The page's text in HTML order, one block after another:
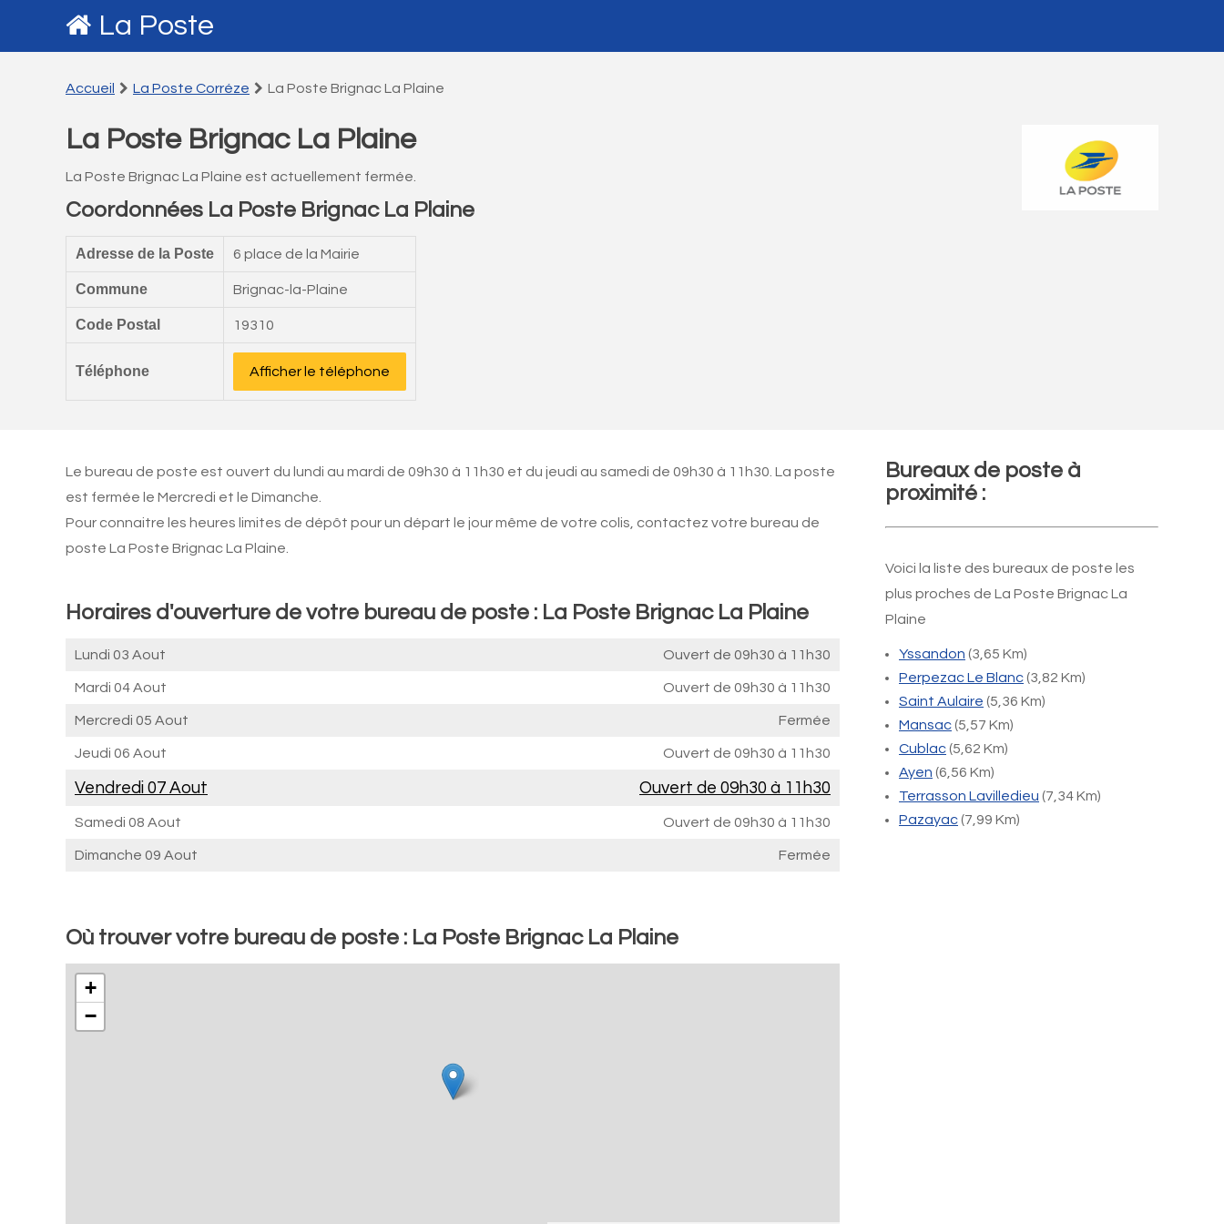
La Poste
Accueil La Poste Corréze La Poste Brignac La Plaine
La Poste Brignac La Plaine
La Poste Brignac La Plaine est actuellement fermée.
Coordonnées La Poste Brignac La Plaine
Adresse de la Poste 6 place de la Mairie
Commune Brignac-la-Plaine
Code Postal 19310
Téléphone Afficher le téléphone
Le bureau de poste est ouvert du lundi au mardi de 09h30 à 11h30 et du jeudi au samedi de 09h30 à 11h30. La poste
est fermée le Mercredi et le Dimanche.
Pour connaitre les heures limites de dépôt pour un départ le jour même de votre colis, contactez votre bureau de
poste La Poste Brignac La Plaine.
Horaires d'ouverture de votre bureau de poste : La Poste Brignac La Plaine
Lundi 03 Aout Ouvert de 09h30 à 11h30
Mardi 04 Aout Ouvert de 09h30 à 11h30
Mercredi 05 Aout Fermée
Jeudi 06 Aout Ouvert de 09h30 à 11h30
Vendredi 07 Aout Ouvert de 09h30 à 11h30
Samedi 08 Aout Ouvert de 09h30 à 11h30
Dimanche 09 Aout Fermée
Où trouver votre bureau de poste : La Poste Brignac La Plaine
+
−
Bureaux de poste à
proximité :
Voici la liste des bureaux de poste les
plus proches de La Poste Brignac La
Plaine
Yssandon (3,65 Km)
Perpezac Le Blanc(3,82 Km)
Saint Aulaire (5,36 Km)
Mansac(5,57 Km)
Cublac(5,62 Km)
Ayen (6,56 Km)
Terrasson Lavilledieu (7,34 Km)
Pazayac(7,99 Km)